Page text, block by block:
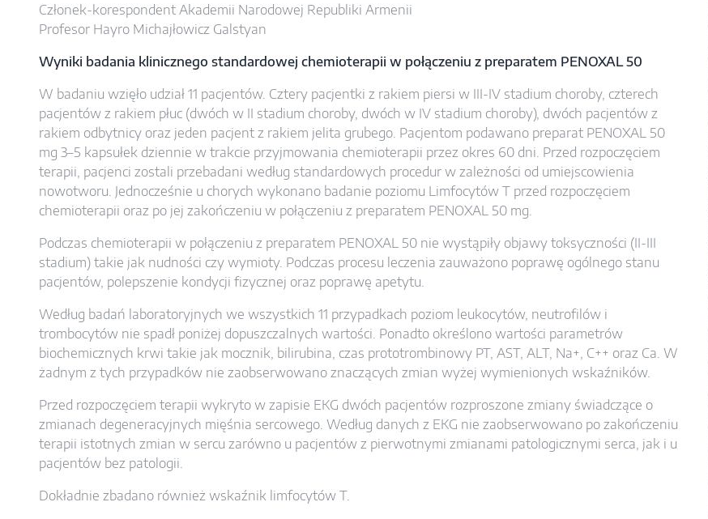
Członek-korespondent Akademii Narodowej Republiki Armenii
Profesor Hayro Michajłowicz Galstyan
Wyniki badania klinicznego standardowej chemioterapii w połączeniu z preparatem PENOXAL 50
W badaniu wzięło udział 11 pacjentów. Cztery pacjentki z rakiem piersi w III-IV stadium choroby, czterech
pacjentów z rakiem płuc (dwóch w II stadium choroby, dwóch w IV stadium choroby), dwóch pacjentów z
rakiem odbytnicy oraz jeden pacjent z rakiem jelita grubego. Pacjentom podawano preparat PENOXAL 50
mg 3–5 kapsułek dziennie w trakcie przyjmowania chemioterapii przez okres 60 dni. Przed rozpoczęciem
terapii, pacjenci zostali przebadani według standardowych procedur w zależności od umiejscowienia
nowotworu. Jednocześnie u chorych wykonano badanie poziomu Limfocytów T przed rozpoczęciem
chemioterapii oraz po jej zakończeniu w połączeniu z preparatem PENOXAL 50 mg.
Podczas chemioterapii w połączeniu z preparatem PENOXAL 50 nie wystąpiły objawy toksyczności (II-III
stadium) takie jak nudności czy wymioty. Podczas procesu leczenia zauważono poprawę ogólnego stanu
pacjentów, polepszenie kondycji fizycznej oraz poprawę apetytu.
Według badań laboratoryjnych we wszystkich 11 przypadkach poziom leukocytów, neutrofilów i
trombocytów nie spadł poniżej dopuszczalnych wartości. Ponadto określono wartości parametrów
biochemicznych krwi takie jak mocznik, bilirubina, czas prototrombinowy PT, AST, ALT, Na+, C++ oraz Ca. W
żadnym z tych przypadków nie zaobserwowano znaczących zmian wyżej wymienionych wskaźników.
Przed rozpoczęciem terapii wykryto w zapisie EKG dwóch pacjentów rozproszone zmiany świadczące o
zmianach degeneracyjnych mięśnia sercowego. Według danych z EKG nie zaobserwowano po zakończeniu
terapii istotnych zmian w sercu zarówno u pacjentów z pierwotnymi zmianami patologicznymi serca, jak i u
pacjentów bez patologii.
Dokładnie zbadano również wskaźnik limfocytów T.